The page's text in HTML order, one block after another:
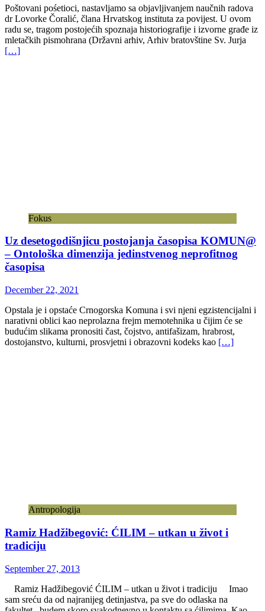
Poštovani pośetioci, nastavljamo sa objavljivanjem naučnih radova
dr Lovorke Čoralić, člana Hrvatskog instituta za povijest. U ovom
radu se, tragom postojećih spoznaja historiografije i izvorne građe iz
mletačkih pismohrana (Državni arhiv, Arhiv bratovštine Sv. Jurja
[…]
Fokus
Uz desetogodišnjicu postojanja časopisa KOMUN@
– Ontološka dimenzija jedinstvenog neprofitnog
časopisa
December 22, 2021
Opstala je i opstaće Crnogorska Komuna i svi njeni egzistencijalni i
narativni oblici kao neprolazna frejm memotehnika u čijim će se
budućim slikama pronositi čast, čojstvo, antifašizam, hrabrost,
dostojanstvo, kulturni, prosvjetni i obrazovni kodeks kao […]
Antropologija
Ramiz Hadžibegović: ĆILIM – utkan u život i
tradiciju
September 27, 2013
Ramiz Hadžibegović ĆILIM – utkan u život i tradiciju Imao
sam sreću da od najranijeg detinjastva, pa sve do odlaska na